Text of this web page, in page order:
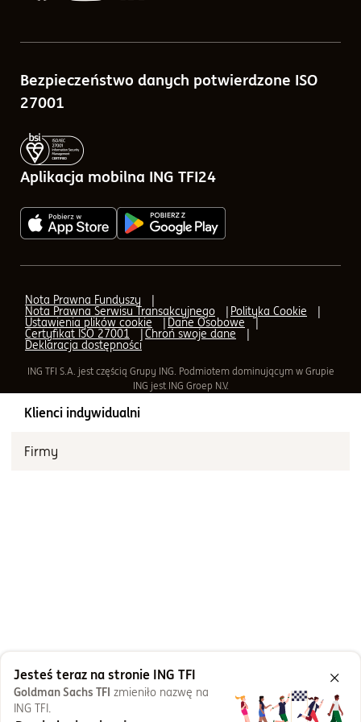
Jesteś teraz na stronie ING TFI
Goldman Sachs TFI zmieniło nazwę na
ING TFI.
Tabele opłat
Zlecenia w ramach ING TFI24
Notowania funduszy
Porównywarka funduszy
Kalkulatory
Pytania i odpowiedzi
AML (Przeciwdziałanie praniu pieniędzy)
AML - formularz elektroniczny
Aplikacja mobilna ING TFI24
Bezpieczeństwo danych potwierdzone ISO
27001
Aplikacja mobilna ING TFI24
Nota Prawna Funduszy
Nota Prawna Serwisu Transakcyjnego Polityka Cookie
Ustawienia plików cookie Dane Osobowe
Certyfikat ISO 27001 Chroń swoje dane
Deklaracja dostępności
ING TFI S.A. jest częścią Grupy ING. Podmiotem dominującym w Grupie
ING jest ING Groep N.V.
Klienci indywidualni
Firmy